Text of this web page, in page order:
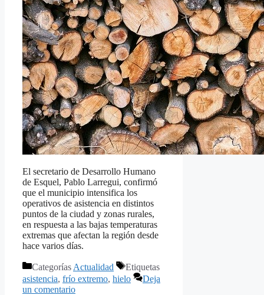
El secretario de Desarrollo Humano
de Esquel, Pablo Larregui, confirmó
que el municipio intensifica los
operativos de asistencia en distintos
puntos de la ciudad y zonas rurales,
en respuesta a las bajas temperaturas
extremas que afectan la región desde
hace varios días.
Categorías Actualidad
Etiquetas
asistencia, frío extremo, hielo
Deja
un comentario